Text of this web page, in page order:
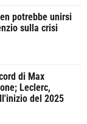
potrebbe unirsi
sulla crisi
di Max
Leclerc,
del 2025